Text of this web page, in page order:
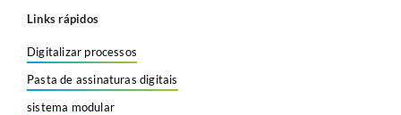
Links rápidos
Digitalizar processos
Pasta de assinaturas digitais
sistema modular